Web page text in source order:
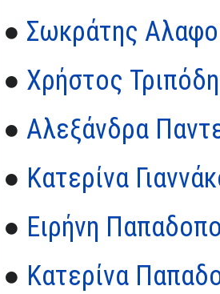
● Σωκράτης
● Χρήστος
● Αλεξάνδρα
● Κατερίνα
● Ειρήνη
● Κατερίνα